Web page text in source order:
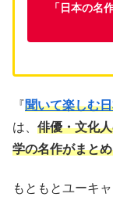
「日本の名
『聞いて楽しむ
は、 俳優・文化
学の名作がまと
もともとユーキ